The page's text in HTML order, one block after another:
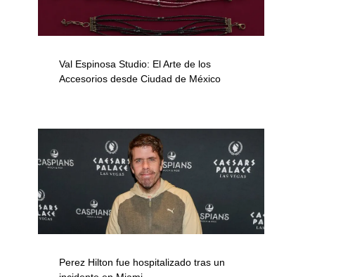
Val Espinosa Studio: El Arte de los
Accesorios desde Ciudad de México
Perez Hilton fue hospitalizado tras un